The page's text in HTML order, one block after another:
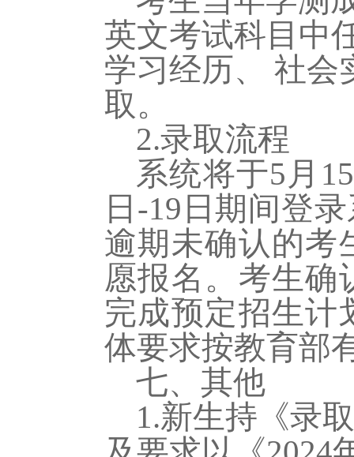
英文考试科目中
学习经历、 社会
取。
2.录取流程
系统将于5月
日-19日期间登
逾期未确认的考
愿报名。考生确
完成预定招生计
体要求按教育部
七、其他
1.新生持《录